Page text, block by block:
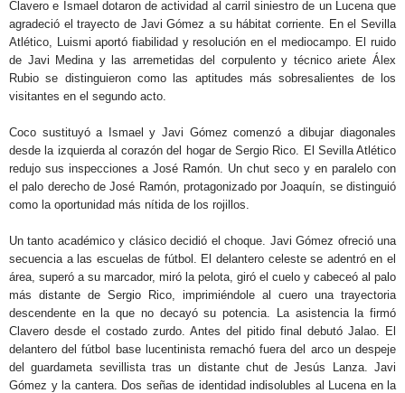
Clavero e Ismael dotaron de actividad al carril siniestro de un Lucena que
agradeció el trayecto de Javi Gómez a su hábitat corriente. En el Sevilla
Atlético, Luismi aportó fiabilidad y resolución en el mediocampo. El ruido
de Javi Medina y las arremetidas del corpulento y técnico ariete Álex
Rubio se distinguieron como las aptitudes más sobresalientes de los
visitantes en el segundo acto.
Coco sustituyó a Ismael y Javi Gómez comenzó a dibujar diagonales
desde la izquierda al corazón del hogar de Sergio Rico. El Sevilla Atlético
redujo sus inspecciones a José Ramón. Un chut seco y en paralelo con
el palo derecho de José Ramón, protagonizado por Joaquín, se distinguió
como la oportunidad más nítida de los rojillos.
Un tanto académico y clásico decidió el choque. Javi Gómez ofreció una
secuencia a las escuelas de fútbol. El delantero celeste se adentró en el
área, superó a su marcador, miró la pelota, giró el cuelo y cabeceó al palo
más distante de Sergio Rico, imprimiéndole al cuero una trayectoria
descendente en la que no decayó su potencia. La asistencia la firmó
Clavero desde el costado zurdo. Antes del pitido final debutó Jalao. El
delantero del fútbol base lucentinista remachó fuera del arco un despeje
del guardameta sevillista tras un distante chut de Jesús Lanza. Javi
Gómez y la cantera. Dos señas de identidad indisolubles al Lucena en la